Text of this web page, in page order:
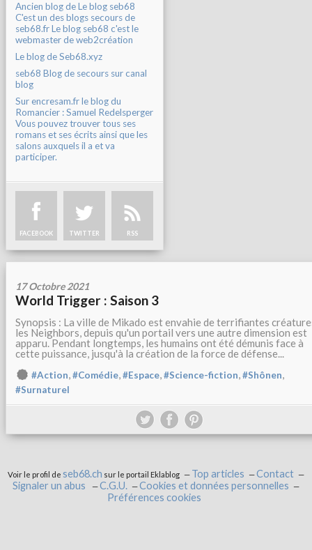
Ancien blog de Le blog seb68
C'est un des blogs secours de
seb68.fr Le blog seb68 c'est le
webmaster de web2création
Le blog de Seb68.xyz
seb68 Blog de secours sur canal
blog
Sur encresam.fr le blog du
Romancier : Samuel Redelsperger
Vous pouvez trouver tous ses
romans et ses écrits ainsi que les
salons auxquels il a et va
participer.
FACEBOOK TWITTER RSS
17 Octobre 2021
World Trigger : Saison 3
Synopsis : La ville de Mikado est envahie de terrifiantes
les Neighbors, depuis qu'un portail vers une autre dimension est
apparu. Pendant longtemps, les humains ont été démunis face à
cette puissance, jusqu'à la création de la force de défense...
#Action,#Comédie,#Espace,#Science-fiction,#Shônen,
#Surnaturel
Voir le profil de seb68.ch sur le portail Eklablog Top articles
Contact
Signaler un abus
C.G.U.
Cookies et données personnelles
Préférences cookies